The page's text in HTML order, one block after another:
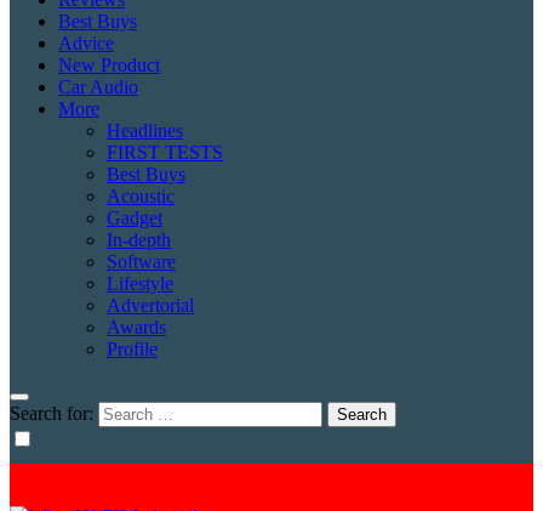
Best Buys
Advice
New Product
Car Audio
More
Headlines
FIRST TESTS
Best Buys
Acoustic
Gadget
In-depth
Software
Lifestyle
Advertorial
Awards
Profile
Search for: